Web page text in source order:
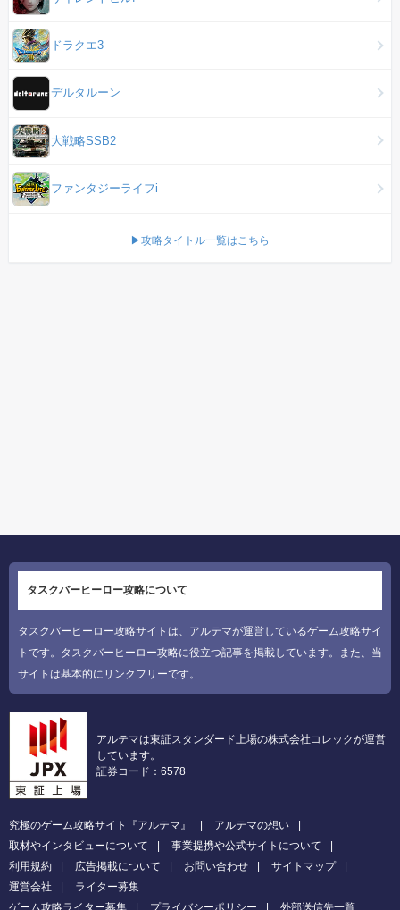
ドラクエ3
デルタルーン
大戦略SSB2
ファンタジーライフi
▶攻略タイトル一覧はこちら
タスクバーヒーロー攻略について
タスクバーヒーロー攻略サイトは、アルテマが運営しているゲーム攻略サイ
トです。タスクバーヒーロー攻略に役立つ記事を掲載しています。また、当
サイトは基本的にリンクフリーです。
アルテマは東証スタンダード上場の株式会社コレックが運営
しています。
証券コード：6578
究極のゲーム攻略サイト『アルテマ』
アルテマの想い
取材やインタビューについて
事業提携や公式サイトについて
利用規約
広告掲載について お問い合わせ
サイトマップ
運営会社
ライター募集
ゲーム攻略ライター募集
プライバシーポリシー 外部送信先一覧